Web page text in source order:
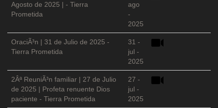
Agosto de 2025 | - Tierra
Prometida
ago
-
2025
OraciÃ³n | 31 de Julio de 2025 -
Tierra Prometida
31 -
jul -
2025
2Âª ReuniÃ³n familiar | 27 de Julio
de 2025 | Profeta renuente Dios
paciente - Tierra Prometida
27 -
jul -
2025